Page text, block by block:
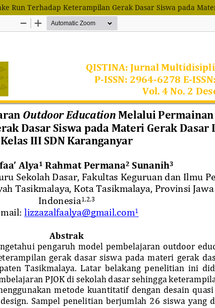
Run Terhadap Keterampilan Gerak Dasar Siswa pada